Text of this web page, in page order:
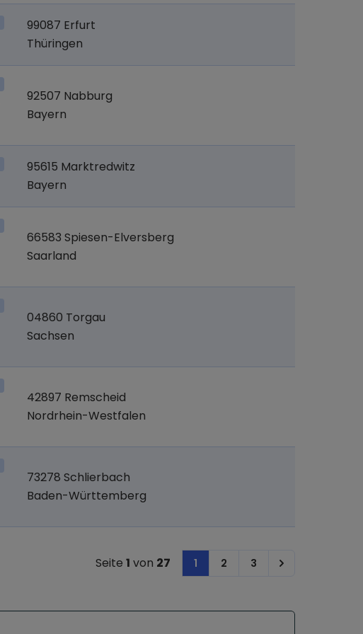
99087 Erfurt
Thüringen
92507 Nabburg
Bayern
95615 Marktredwitz
Bayern
66583 Spiesen-Elversberg
Saarland
04860 Torgau
Sachsen
42897 Remscheid
Nordrhein-Westfalen
73278 Schlierbach
Baden-Württemberg
Seite 1 von 27 1 2 3 Next